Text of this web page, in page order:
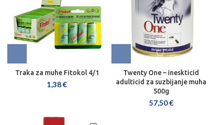
Traka za muhe Fitokol 4/1
1,38€
Twenty One – ineskticid
adulticid za suzbijanje muha
500g
57,50€